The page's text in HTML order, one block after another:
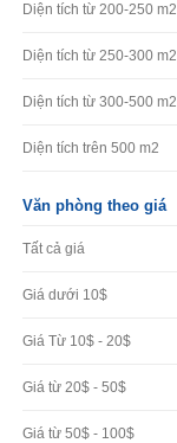
Diện tích từ 200-250 m2
Diện tích từ 250-300 m2
Diện tích từ 300-500 m2
Diện tích trên 500 m2
Văn phòng theo giá
Tất cả giá
Giá dưới 10$
Giá Từ 10$ - 20$
Giá từ 20$ - 50$
Giá từ 50$ - 100$